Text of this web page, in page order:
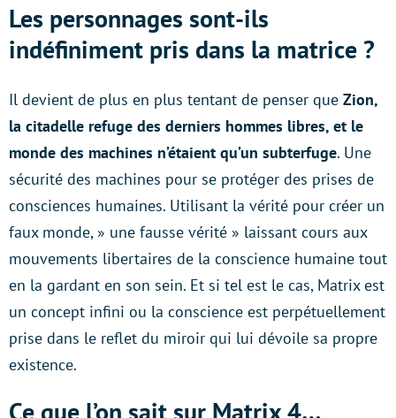
Les personnages sont-ils
indéfiniment pris dans la matrice ?
Il devient de plus en plus tentant de penser que Zion,
la citadelle refuge des derniers hommes libres, et le
monde des machines n’étaient qu’un subterfuge. Une
sécurité des machines pour se protéger des prises de
consciences humaines. Utilisant la vérité pour créer un
faux monde, » une fausse vérité » laissant cours aux
mouvements libertaires de la conscience humaine tout
en la gardant en son sein. Et si tel est le cas, Matrix est
un concept infini ou la conscience est perpétuellement
prise dans le reflet du miroir qui lui dévoile sa propre
existence.
Ce que l’on sait sur Matrix 4…